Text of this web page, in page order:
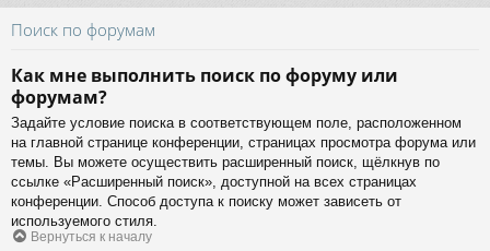
Поиск по форумам
Как мне выполнить поиск по форуму или
форумам?
Задайте условие поиска в соответствующем поле, расположенном
на главной странице конференции, страницах просмотра форума или
темы. Вы можете осуществить расширенный поиск, щёлкнув по
ссылке «Расширенный поиск», доступной на всех страницах
конференции. Способ доступа к поиску может зависеть от
используемого стиля.
Вернуться к началу